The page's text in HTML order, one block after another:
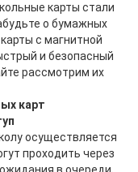
карты стали
о бумажных
с магнитной
и безопасный
рассмотрим их
карт
осуществляется
проходить через